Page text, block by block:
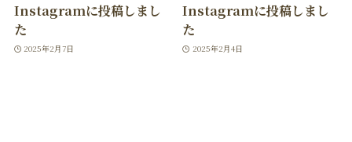
Instagramに投稿しまし
た
2025年2月7日
Instagramに投稿しまし
た
2025年2月4日